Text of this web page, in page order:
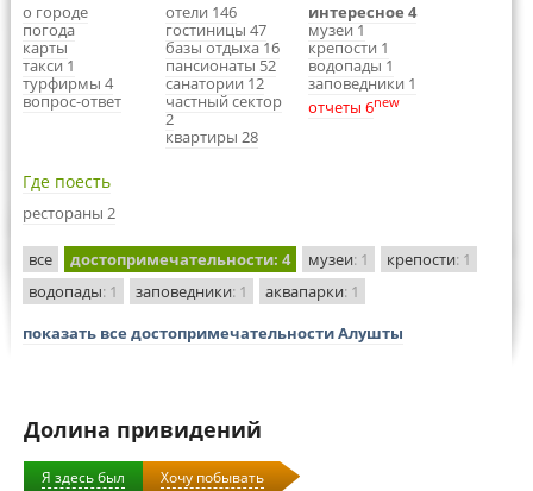
о городе
погода
карты
такси 1
турфирмы 4
вопрос-ответ
отели 146
гостиницы 47
базы отдыха 16
пансионаты 52
санатории 12
частный сектор
2
квартиры 28
интересное 4
музеи 1
крепости 1
водопады 1
заповедники 1
отчеты 6new
Где поесть
рестораны 2
все достопримечательности: 4 музеи: 1 крепости: 1
водопады: 1 заповедники: 1 аквапарки: 1
показать все достопримечательности Алушты
Долина привидений
Я здесь был Хочу побывать